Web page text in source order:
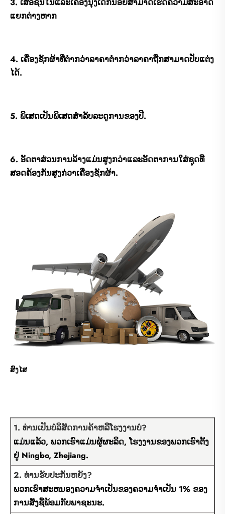
ແຍກຕ່າງຫາກ
4. ເຄື່ອງຊັກຜ້າທີ່ຕ່ໍາກວ່າລາຄາຕໍ່າກວ່າລາຄາຖືກສາມາດປັບແຕ່ງ
ໄດ້.
5. ພິເສດເປັນພິເສດສໍາລັບລະດູການຂອງປີ.
6. ອັດຕາສ່ວນການລ້າງແມ່ນສູງກວ່າແລະອັດຕາການໃສ່ຊຸດທີ່
ສອດຄ້ອງກັນສູງກ່ວາເຄື່ອງຊັກຜ້າ.
ສົງໄສ
1. ທ່ານເປັນບໍລິສັດການຄ້າຫລືໂຮງງານບໍ?
ແມ່ນແລ້ວ, ພວກເຮົາແມ່ນຜູ້ຜະລິດ, ໂຮງງານຂອງພວກເຮົາຕັ້ງ
ຢູ່ Ningbo, Zhejiang.
2. ທ່ານຮັບປະກັນຫຍັງ?
ພວກເຮົາສະຫນອງຄວາມຈໍາເປັນຂອງຄວາມຈໍາເປັນ 1% ຂອງ
ການສັ່ງຊື້ພ້ອມກັບພາຊະນະ.